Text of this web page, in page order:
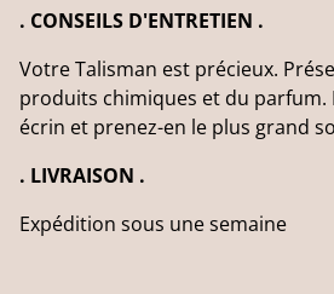
. CONSEILS D'ENTRETIEN .
Votre Talisman est précieux.
produits chimiques et du parfum.
écrin et prenez-en le plus grand
. LIVRAISON .
Expédition sous une semaine